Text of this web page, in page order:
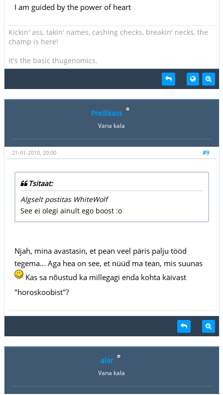
I am guided by the power of heart
Kickin' ass, takin' names, cashing checks, breakin' necks, the
champ is here!
It's the basic thugenomics.
Preilikass
Vana kala
#9
21-01-2010, 20:00
Tsitaat:
Algselt postitas WhiteWolf
See ei olegi ainult ego boost :o
Njah, mina avastasin, et pean veel päris palju tööd
tegema... Aga hea on see, et nüüd ma tean, mis suunas
Kas sa nõustud ka millegagi enda kohta käivast
"horoskoobist"?
alar
Vana kala